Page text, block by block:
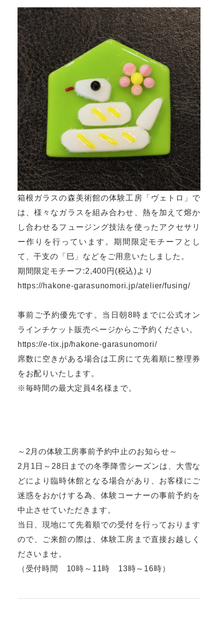
箱根ガラスの森美術館の体験工房「ヴェトロ」で
は、様々なガラスを組み合わせ、熱を加えて熔か
し合わせるフュージング技法を使ったアクセサリ
ー作りを行っています。期間限定モチーフとし
て、干支の「巳」などをご用意いたしました。
期間限定モチーフ:2,400円(税込)より
https://hakone-garasunomori.jp/atelier/fusing/
事前ご予約優先です。当日朝8時までに公式オン
ラインチケット販売ページからご予約ください。
https://e-tix.jp/hakone-garasunomori/
席数に空きがある場合は工房にて先着順に整理券
をお配りいたします。
※毎時間の最大定員4名様まで。
～2月の体験工房事前予約中止のお知らせ～
2月1日～28日までの冬季降雪シーズンは、大雪な
どにより臨時休館となる場合があり、お客様にご
迷惑をおかけする為、体験コーナーの事前予約を
中止させていただきます。
当日、現地にて先着順での受付を行っております
ので、ご来館の際は、体験工房まで直接お越しく
ださいませ。
（受付時間 10時～11時 13時～16時）